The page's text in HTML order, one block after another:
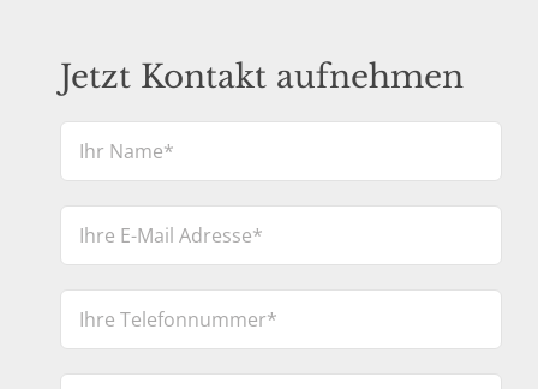
Jetzt Kontakt aufnehmen